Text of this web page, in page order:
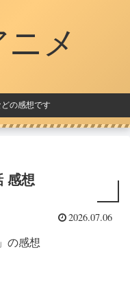
ニメ
の感想です
感想
2026.07.06
の感想